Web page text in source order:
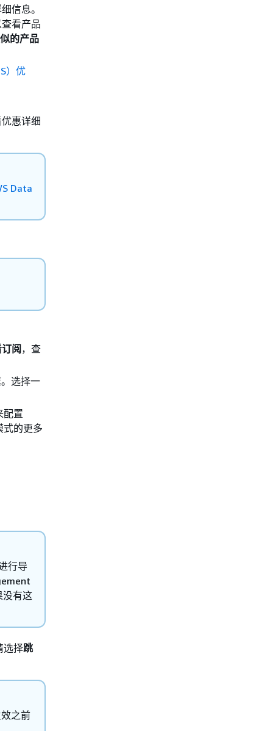
信息。
看产品
的产品
）优
惠详细
Data
阅，查
选择一
配置
式的更多
行导
没有这
选择跳
之前